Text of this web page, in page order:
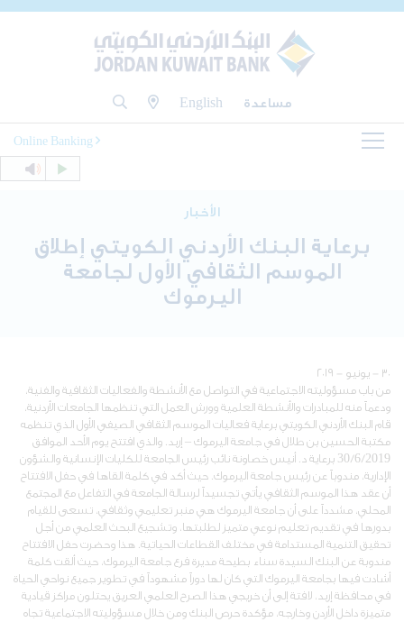
مساعدة English
Online Banking
الأخبار
برعاية البنك الأردني الكويتي إطلاق
الموسم الثقافي الأول لجامعة
اليرموك
٣٠ - يونيو - ٢٠١٩
من باب مسؤوليته الاجتماعية في التواصل مع الأنشطة والفعاليات الثقافية والفنية،
ودعماً منه للمبادرات والأنشطة العلمية وورش العمل التي تنظمها الجامعات الأردنية،
قام البنك الأردني الكويتي برعاية فعاليات الموسم الثقافي الصيفي الأول الذي تنظمه
مكتبة الحسين بن طلال في جامعة اليرموك – إربد. والذي افتتح يوم الأحد الموافق
30/6/2019 برعاية د. أنيس خصاونة نائب رئيس الجامعة للكليات الإنسانية والشؤون
الإدارية، مندوباً عن رئيس جامعة اليرموك. حيث أكد في كلمة القاها في حفل الافتتاح
أن عقد هذا الموسم الثقافي يأتي تجسيداً لرسالة الجامعة في التفاعل مع المجتمع
المحلي، مشدداً على أن جامعة اليرموك هي منبر تعليمي وثقافي، تسعى للقيام
بدورها في تقديم تعليم نوعي متميز لطلبتها، وتشجيع البحث العلمي من أجل
تحقيق التنمية المستدامة في مختلف القطاعات الحياتية. هذا وحضرت حفل الافتتاح
مندوبة عن البنك السيدة سناء بطيحة مديرة فرع جامعة اليرموك، حيث ألقت كلمة
أشادت فيها بجامعة اليرموك التي كان لها دوراً مشهوداً في تطوير جميع نواحي الحياة
في محافظة إربد، لافتة إلى أن خريجي هذا الصرح العلمي العريق يحتلون مراكز قيادية
متميزة داخل الأردن وخارجه، مؤكدة حرص البنك ومن خلال مسؤوليته الاجتماعية تجاه